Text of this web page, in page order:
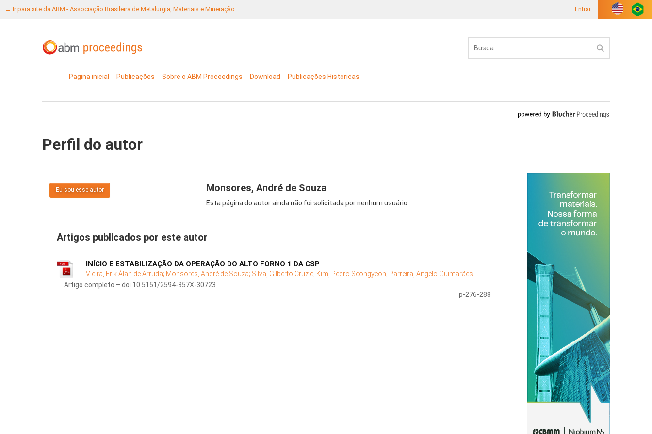
← Ir para site da ABM - Associação Brasileira de Metalurgia, Materiais e Mineração Entrar
Pagina inicial Publicações Sobre o ABM Proceedings Download Publicações Históricas
Perfil do autor
Eu sou esse autor Monsores, André de Souza
Esta página do autor ainda não foi solicitada por nenhum usuário.
Artigos publicados por este autor
INÍCIO E ESTABILIZAÇÃO DA OPERAÇÃO DO ALTO FORNO 1 DA CSP
Vieira, Erik Álan de Arruda; Monsores, André de Souza; Silva, Gilberto Cruz e; Kim, Pedro Seongyeon; Parreira, Angelo Guimarães
Artigo completo – doi 10.5151/2594-357X-30723
p-276-288